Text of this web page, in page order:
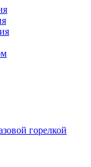
горелкой